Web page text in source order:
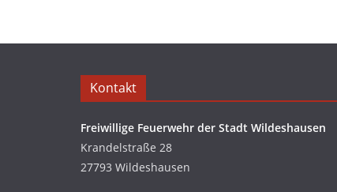
Kontakt
Freiwillige Feuerwehr der Stadt Wildeshausen
Krandelstraße 28
27793 Wildeshausen